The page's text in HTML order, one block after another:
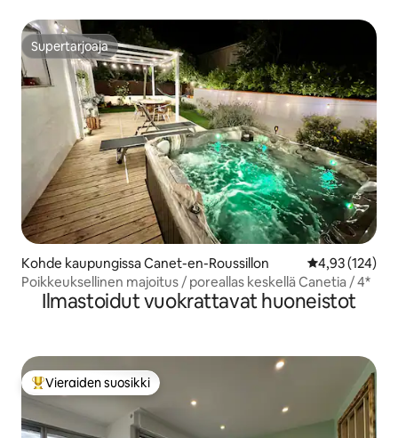
Supertarjoaja
Supertarjoaja
Kohde kaupungissa Canet-en-Roussillon
4,93 (124)
Poikkeuksellinen majoitus / poreallas keskellä Canetia / 4*
Ilmastoidut vuokrattavat huoneistot
Vieraiden suosikkien parhaimmistoa
Vieraiden suosikki